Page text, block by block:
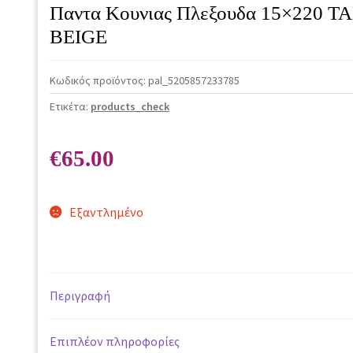
Παντα Κουνιας Πλεξουδα 15×220
BEIGE
Κωδικός προϊόντος: pal_5205857233785
Ετικέτα: products_check
€65.00
Εξαντλημένο
Περιγραφή
Επιπλέον πληροφορίες